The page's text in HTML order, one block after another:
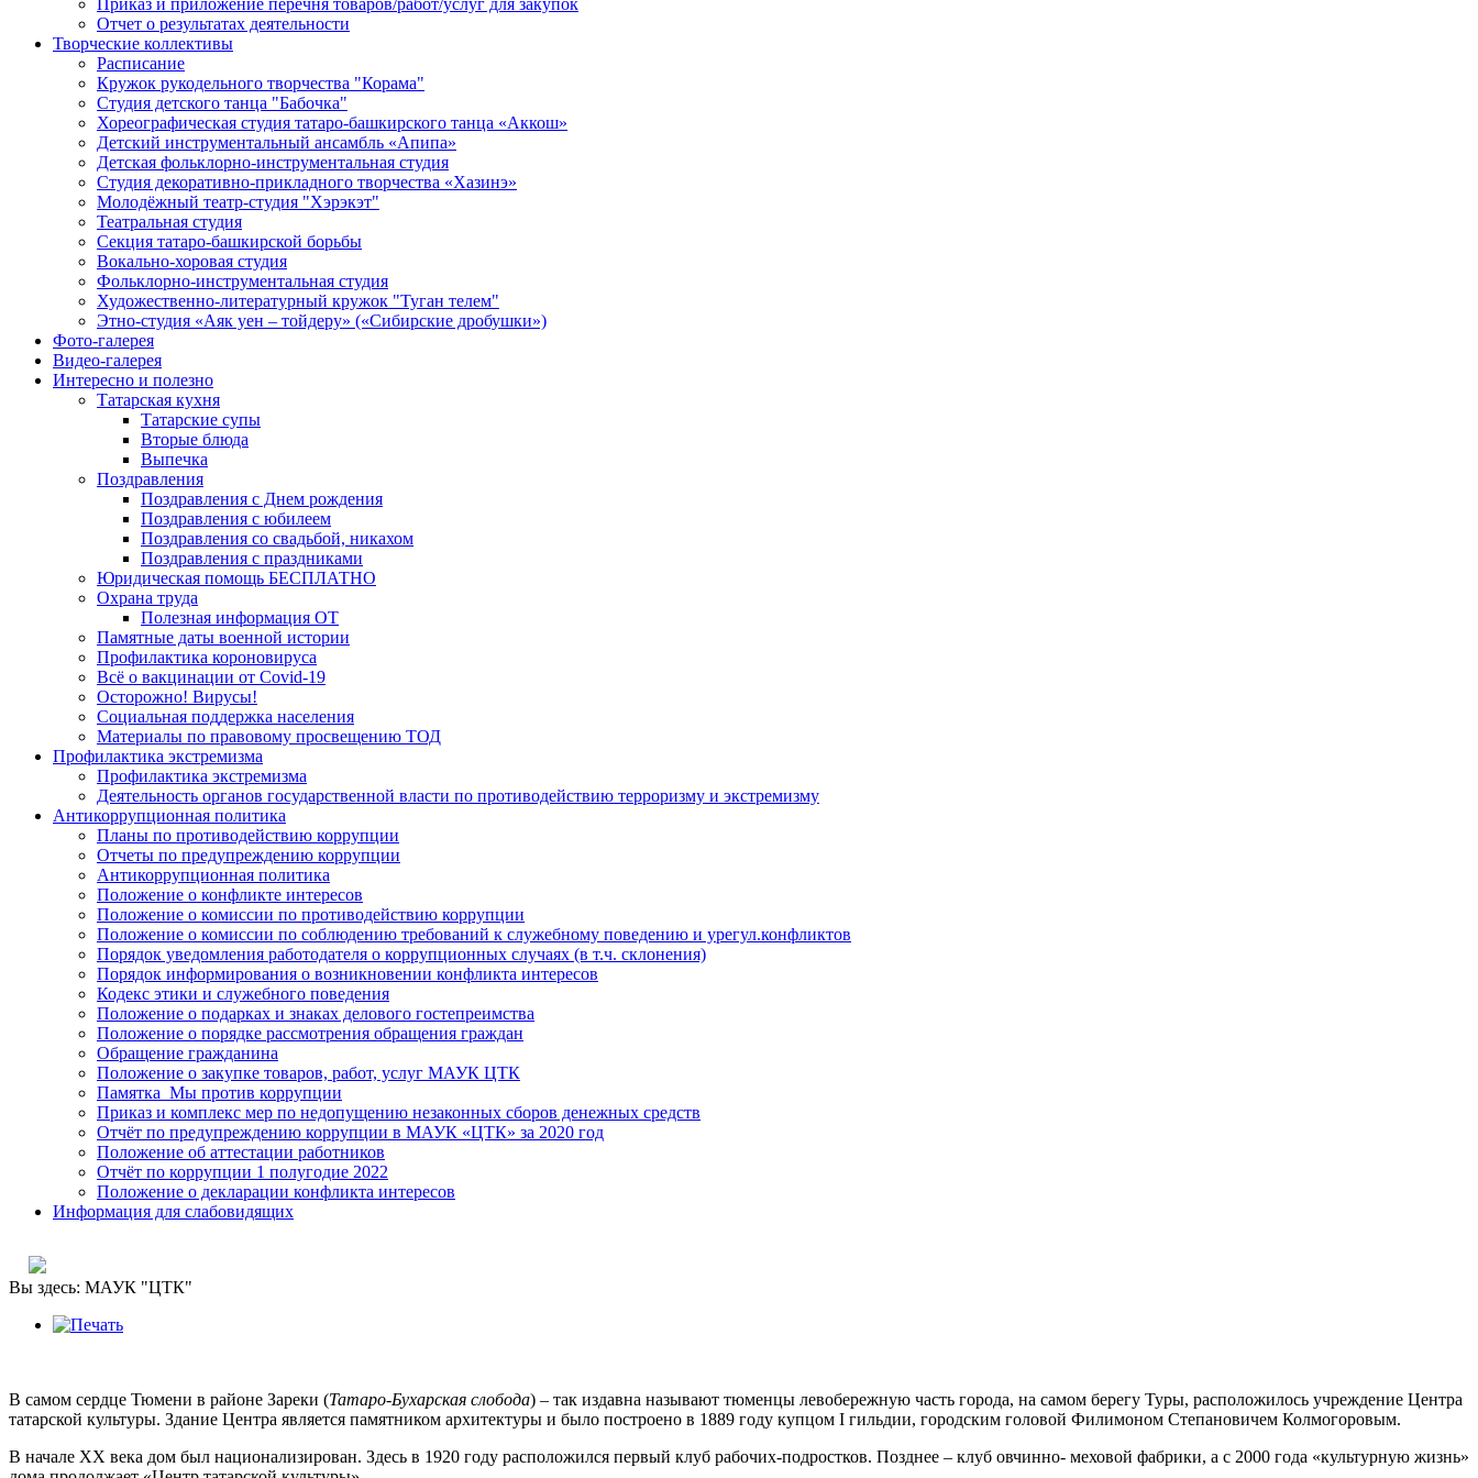
Приказ и приложение перечня товаров/работ/услуг для закупок
Отчет о результатах деятельности
Творческие коллективы
Расписание
Кружок рукодельного творчества "Корама"
Студия детского танца "Бабочка"
Хореографическая студия татаро-башкирского танца «Аккош»
Детский инструментальный ансамбль «Апипа»
Детская фольклорно-инструментальная студия
Студия декоративно-прикладного творчества «Хазинэ»
Молодёжный театр-студия "Хэрэкэт"
Театральная студия
Секция татаро-башкирской борьбы
Вокально-хоровая студия
Фольклорно-инструментальная студия
Художественно-литературный кружок "Туган телем"
Этно-студия «Аяк уен – тойдеру» («Сибирские дробушки»)
Фото-галерея
Видео-галерея
Интересно и полезно
Татарская кухня
Татарские супы
Вторые блюда
Выпечка
Поздравления
Поздравления с Днем рождения
Поздравления с юбилеем
Поздравления со свадьбой, никахом
Поздравления с праздниками
Юридическая помощь БЕСПЛАТНО
Охрана труда
Полезная информация ОТ
Памятные даты военной истории
Профилактика короновируса
Всё о вакцинации от Covid-19
Осторожно! Вирусы!
Социальная поддержка населения
Материалы по правовому просвещению ТОД
Профилактика экстремизма
Профилактика экстремизма
Деятельность органов государственной власти по противодействию терроризму и экстремизму
Антикоррупционная политика
Планы по противодействию коррупции
Отчеты по предупреждению коррупции
Антикоррупционная политика
Положение о конфликте интересов
Положение о комиссии по противодействию коррупции
Положение о комиссии по соблюдению требований к служебному поведению и урегул.конфликтов
Порядок уведомления работодателя о коррупционных случаях (в т.ч. склонения)
Порядок информирования о возникновении конфликта интересов
Кодекс этики и служебного поведения
Положение о подарках и знаках делового гостепреимства
Положение о порядке рассмотрения обращения граждан
Обращение гражданина
Положение о закупке товаров, работ, услуг МАУК ЦТК
Памятка_Мы против коррупции
Приказ и комплекс мер по недопущению незаконных сборов денежных средств
Отчёт по предупреждению коррупции в МАУК «ЦТК» за 2020 год
Положение об аттестации работников
Отчёт по коррупции 1 полугодие 2022
Положение о декларации конфликта интересов
Информация для слабовидящих
Вы здесь: МАУК "ЦТК"
В самом сердце Тюмени в районе Зареки (Татаро-Бухарская слобода) – так издавна называют тюменцы левобережную часть города, на самом берегу Туры, расположилось учреждение Центра
татарской культуры. Здание Центра является памятником архитектуры и было построено в 1889 году купцом I гильдии, городским головой Филимоном Степановичем Колмогоровым.
В начале XX века дом был национализирован. Здесь в 1920 году расположился первый клуб рабочих-подростков. Позднее – клуб овчинно- меховой фабрики, а с 2000 года «культурную жизнь»